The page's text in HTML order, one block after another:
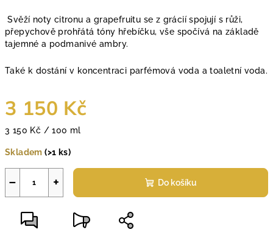
Svěží noty citronu a grapefruitu se z grácií spojují s růži,
přepychově prohřátá tóny hřebíčku, vše spočívá na základě
tajemné a podmanivé ambry.
Také k dostání v koncentraci parfémová voda a toaletní voda.
3 150 Kč
Měrná
3 150 Kč / 100 ml
Skladem(>1 ks)
+
− Do košíku